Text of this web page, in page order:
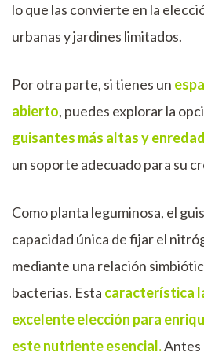
lo que las convierte en la
urbanas y jardines limitados.
Por otra parte, si tienes un
abierto, puedes explorar la
guisantes más altas y
un soporte adecuado para su
Como planta leguminosa, el
capacidad única de fijar el
mediante una relación
bacterias. Esta característica
excelente elección para
este nutriente esencial.Antes